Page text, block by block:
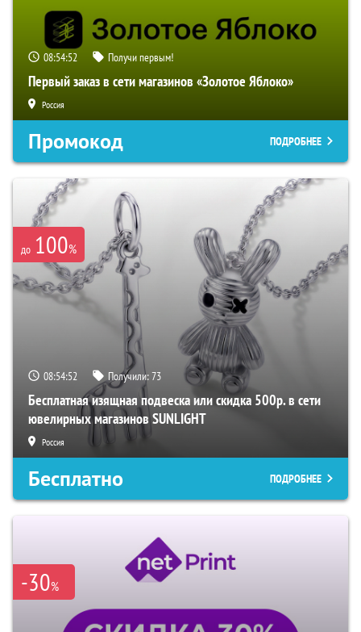
08:54:51 Получи первым!
Первый заказ в сети магазинов «Золотое Яблоко»
Россия
Промокод ПОДРОБНЕЕ
до 100%
08:54:51 Получили:73
Бесплатная изящная подвеска или скидка 500р. в сети
ювелирных магазинов SUNLIGHT
Россия
Бесплатно ПОДРОБНЕЕ
-30%